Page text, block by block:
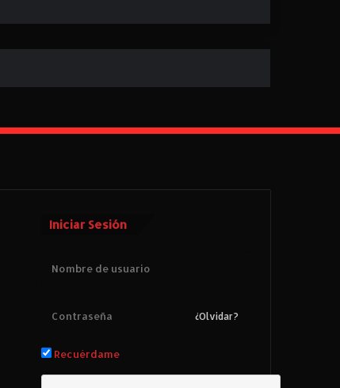
Iniciar Sesión
¿Olvidar?
Recuérdame